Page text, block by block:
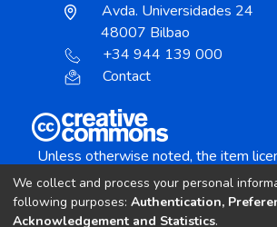
Avda. Universidades 24
48007 Bilbao
+34 944 139 000
Contact
Unless otherwise noted, the item
Creative Commons Attribution-
We collect and process your personal
following purposes: Authentication,
Acknowledgement and Statistics.